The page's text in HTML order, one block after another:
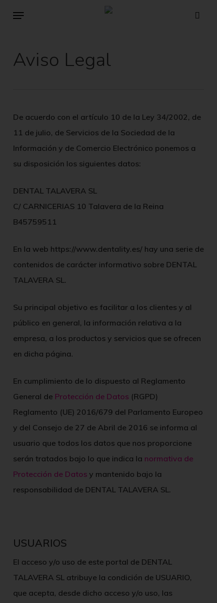
content
Menu
Aviso Legal
De acuerdo con el artículo 10 de la Ley 34/2002, de
11 de julio, de Servicios de la Sociedad de la
Información y de Comercio Electrónico ponemos a
su disposición los siguientes datos:
DENTAL TALAVERA SL
C/ CARNICERIAS 10 Talavera de la Reina
B45759511
En la web https://www.dentality.es/ hay una serie de
contenidos de carácter informativo sobre DENTAL
TALAVERA SL.
Su principal objetivo es facilitar a los clientes y al
público en general, la información relativa a la
empresa, a los productos y servicios que se ofrecen
en dicha página.
En cumplimiento de lo dispuesto al Reglamento
General de Protección de Datos(RGPD)
Reglamento (UE) 2016/679 del Parlamento Europeo
y del Consejo de 27 de Abril de 2016 se informa al
usuario que todos los datos que nos proporcione
serán tratados bajo lo que indica la normativa de
Protección de Datosy mantenido bajo la
responsabilidad de DENTAL TALAVERA SL.
USUARIOS
El acceso y/o uso de este portal de DENTAL
TALAVERA SL atribuye la condición de USUARIO,
que acepta, desde dicho acceso y/o uso, las